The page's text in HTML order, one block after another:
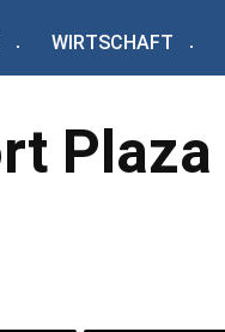
WIRTSCHAFT
Plaza